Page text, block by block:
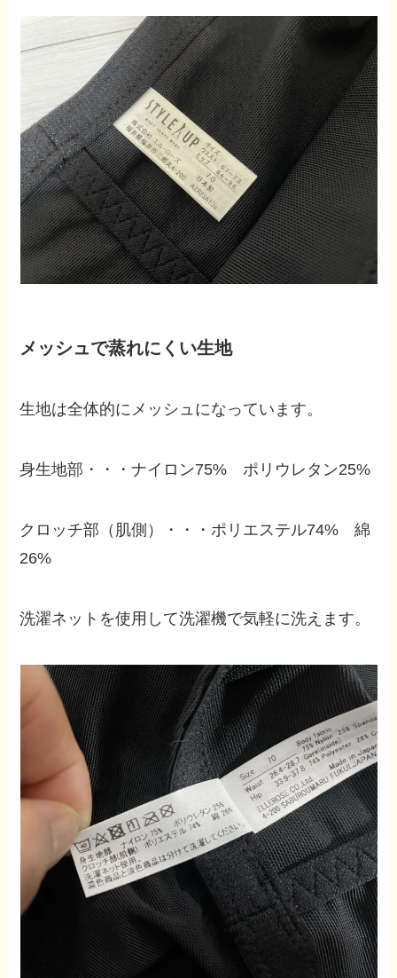
メッシュで蒸れにくい生地
生地は全体的にメッシュになっています。
身生地部・・・ナイロン75% ポリウレタン25%
クロッチ部（肌側）・・・ポリエステル74% 綿
26%
洗濯ネットを使用して洗濯機で気軽に洗えます。